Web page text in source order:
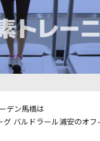
デン馬橋は
グ バルドラール浦安のオフ